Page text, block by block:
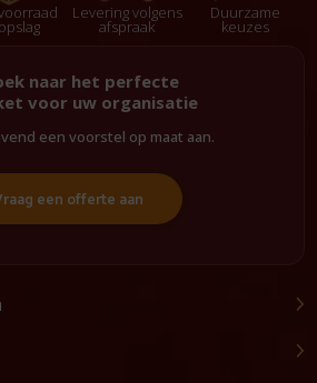
Levering volgens
afspraak
Duurzame
keuzes
naar het perfecte
voor uw organisatie
een voorstel op maat aan.
een offerte aan